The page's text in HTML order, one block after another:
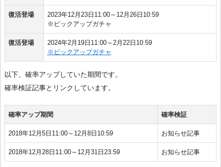
復活登場
2023年12月23日11:00～12月26日10:59
※ピックアップガチャ
復活登場
2024年2月19日11:00～2月22日10:59
※ピックアップガチャ
以下、確率アップしていた期間です。
確率検証記事とリンクしています。
確率アップ期間 確率検証
2018年12月5日11:00～12月8日10:59 お知らせ記事
2018年12月28日11:00～12月31日23:59 お知らせ記事